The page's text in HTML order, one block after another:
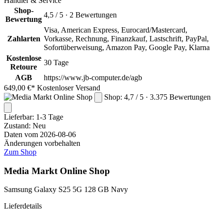
Shop-
Bewertung
4,5 / 5 · 2 Bewertungen
Zahlarten
Visa, American Express, Eurocard/Mastercard,
Vorkasse, Rechnung, Finanzkauf, Lastschrift, PayPal,
Sofortüberweisung, Amazon Pay, Google Pay, Klarna
Kostenlose
Retoure
30 Tage
AGB
https://www.jb-computer.de/agb
649,00 €* Kostenloser Versand
Shop: 4,7 / 5 · 3.375 Bewertungen
Lieferbar: 1-3 Tage
Zustand: Neu
Daten vom 2026-08-06
Änderungen vorbehalten
Zum Shop
Media Markt Online Shop
Samsung Galaxy S25 5G 128 GB Navy
Lieferdetails